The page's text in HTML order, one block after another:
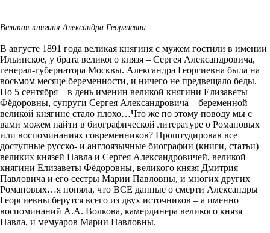
Великая княгиня Александра Георгиевна
В августе 1891 года великая княгиня с мужем гостили в имении
Ильинское, у брата великого князя – Сергея Александровича,
генерал-губернатора Москвы. Александра Георгиевна была на
восьмом месяце беременности, и ничего не предвещало беды.
Но 5 сентября – в день именин великой княгини Елизаветы
Фёдоровны, супруги Сергея Александровича – беременной
великой княгине стало плохо…Что же по этому поводу мы с
вами можем найти в биографической литературе о Романовых
или воспоминаниях современников? Проштудировав все
доступные русско- и англоязычные биографии (книги, статьи)
великих князей Павла и Сергея Александровичей, великой
княгини Елизаветы Фёдоровны, великого князя Дмитрия
Павловича и его сестры Марии Павловны, и многих других
Романовых…я поняла, что ВСЕ данные о смерти Александры
Георгиевны берутся всего из двух источников – а именно
воспоминаний А.А. Волкова, камердинера великого князя
Павла, и мемуаров Марии Павловны.